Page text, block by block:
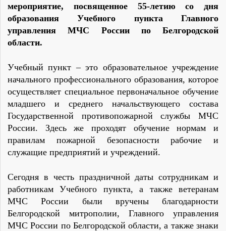
мероприятие, посвященное 55-летию со дня
образования Учебного пункта Главного
управления МЧС России по Белгородской
области.
Учебный пункт – это образовательное учреждение
начального профессионального образования, которое
осуществляет специальное первоначальное обучение
младшего и среднего начальствующего состава
Государственной противопожарной службы МЧС
России. Здесь же проходят обучение нормам и
правилам пожарной безопасности рабочие и
служащие предприятий и учреждений.
Сегодня в честь праздничной даты сотрудникам и
работникам Учебного пункта, а также ветеранам
МЧС России были вручены благодарности
Белгородской митрополии, Главного управления
МЧС России по Белгородской области, а также знаки